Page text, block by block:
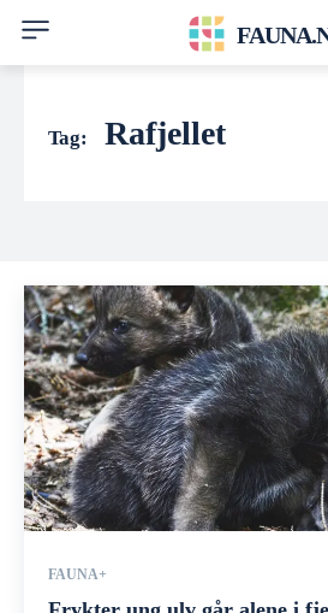
Tag: Rafjellet
FAUNA+